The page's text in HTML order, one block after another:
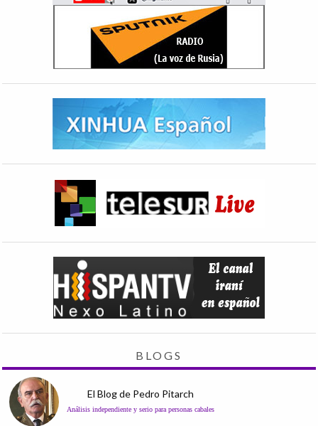
BLOGS
El Blog de Pedro Pitarch
Análisis independiente y serio para personas cabales